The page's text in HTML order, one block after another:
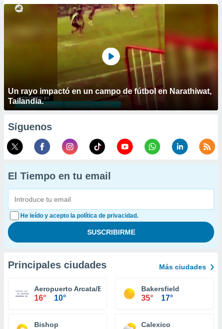
Un rayo impactó en un campo de fútbol en Narathiwat,
Tailandia.
Síguenos
El Tiempo en tu email
He leído y acepto la política de privacidad.
Principales ciudades Más ciudades
Aeropuerto Arcata/Eureka
16° 10°
Bakersfield
35° 17°
Bishop Calexico